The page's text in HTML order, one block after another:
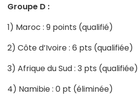
Groupe D :
1) Maroc : 9 points (qualifié)
2) Côte d’Ivoire : 6 pts (qualifiée)
3) Afrique du Sud : 3 pts (qualifiée)
4) Namibie : 0 pt (éliminée)